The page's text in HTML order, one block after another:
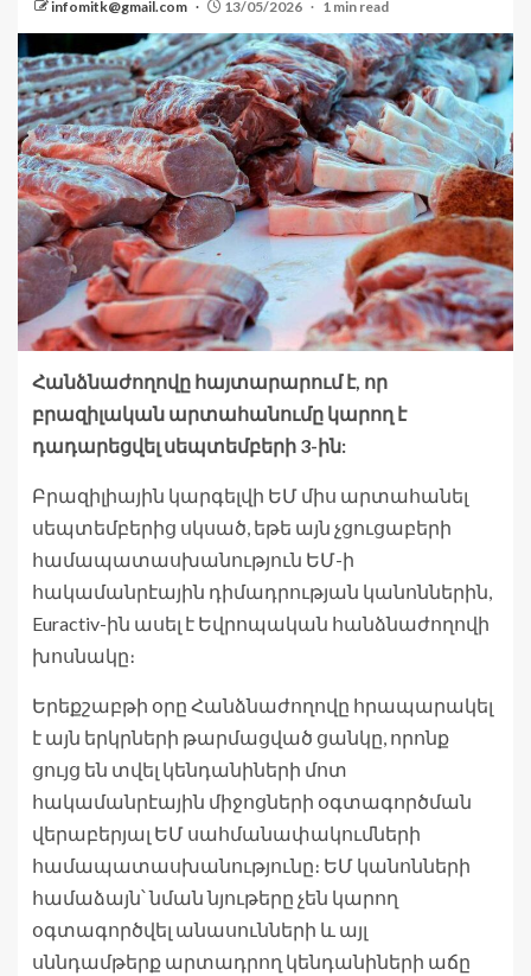
infomitk@gmail.com 13/05/2026 1 min read
Հանձնաժողովը հայտարարում է, որ
բրազիլական արտահանումը կարող է
դադարեցվել սեպտեմբերի 3-ին:
Բրազիլիային կարգելվի ԵՄ միս արտահանել
սեպտեմբերից սկսած, եթե այն չցուցաբերի
համապատասխանություն ԵՄ-ի
հակամանրէային դիմադրության կանոններին,
Euractiv-ին ասել է Եվրոպական հանձնաժողովի
խոսնակը։
Երեքշաբթի օրը Հանձնաժողովը հրապարակել
է այն երկրների թարմացված ցանկը, որոնք
ցույց են տվել կենդանիների մոտ
հակամանրէային միջոցների օգտագործման
վերաբերյալ ԵՄ սահմանափակումների
համապատասխանությունը։ ԵՄ կանոնների
համաձայն՝ նման նյութերը չեն կարող
օգտագործվել անասունների և այլ
սննդամթերք արտադրող կենդանիների աճը